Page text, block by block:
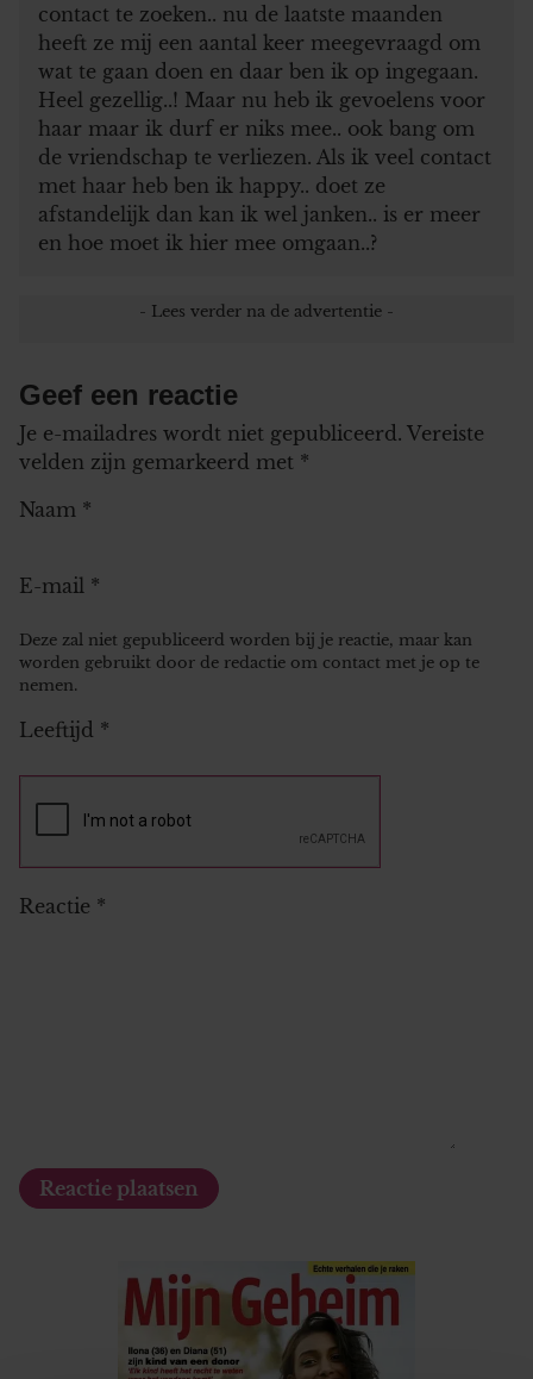
contact te zoeken.. nu de laatste maanden
heeft ze mij een aantal keer meegevraagd om
wat te gaan doen en daar ben ik op ingegaan.
Heel gezellig..! Maar nu heb ik gevoelens voor
haar maar ik durf er niks mee.. ook bang om
de vriendschap te verliezen. Als ik veel contact
met haar heb ben ik happy.. doet ze
afstandelijk dan kan ik wel janken.. is er meer
en hoe moet ik hier mee omgaan..?
Geef een reactie
Je e-mailadres wordt niet gepubliceerd. Vereiste
velden zijn gemarkeerd met *
Naam *
E-mail *
Deze zal niet gepubliceerd worden bij je reactie, maar kan
worden gebruikt door de redactie om contact met je op te
nemen.
Leeftijd *
Reactie *